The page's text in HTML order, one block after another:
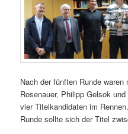
Nach der fünften Runde
Rosenauer, Philipp Gelsok
vier Titelkandidaten im
Runde sollte sich der Titel